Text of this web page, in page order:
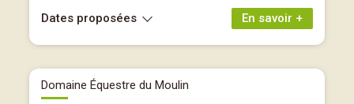
En savoir +
Dates proposées
Domaine Équestre du Moulin